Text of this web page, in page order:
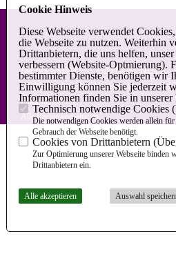
IMPRESSUM DATENSCHUTZ
©2026 Bundesverband Selbsthilfe
Lungenkrebs e.V.
Alle Rechte vorbehalten.
Cookie Hinweis
Diese Webseite verwendet
die Webseite zu nutzen. Weiterhin
Drittanbietern, die uns helfen,
verbessern (Website-Optmierung).
bestimmter Dienste, benötigen wir
Einwilligung können Sie jederzeit
Informationen finden Sie in unserer
Technisch notwendige Cookies (
Die notwendigen Cookies werden allein für
Gebrauch der Webseite benötigt.
Cookies von Drittanbietern (
Zur Optimierung unserer Webseite binden
Drittanbietern ein.
Alle akzeptieren Auswahl